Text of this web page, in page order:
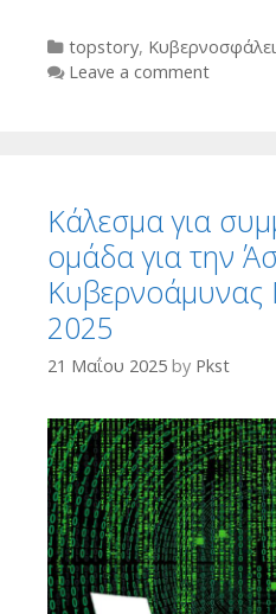
Categories
topstory,
Leave a comment
Κάλεσμα για
ομάδα για την
2025
21 Μαΐου 2025 by Pkst